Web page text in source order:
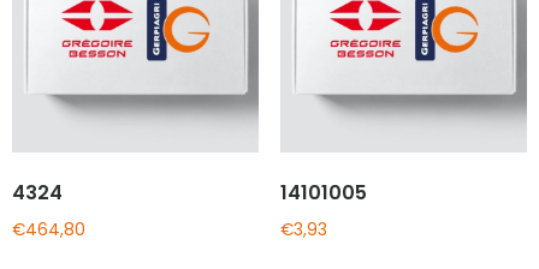
4324
€464,80
14101005
€3,93